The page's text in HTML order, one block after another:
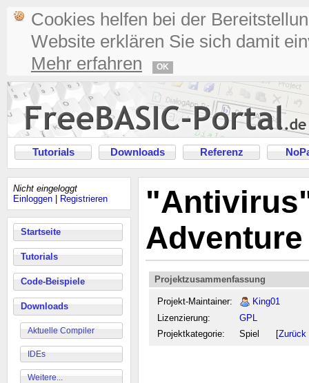
Cookies helfen bei der
Website erklären Sie sich damit
Mehr erfahren
OK
Tutorials Downloads Referenz
Nicht eingeloggt
Einloggen
Registrieren
Startseite
Tutorials
Code-Beispiele
Downloads
Aktuelle Compiler
IDEs
Weitere...
Adventure
Projektzusammenfassung
Projekt-Maintainer:
King01
Lizenzierung:
GPL
Projektkategorie:
Spiel [Zurück